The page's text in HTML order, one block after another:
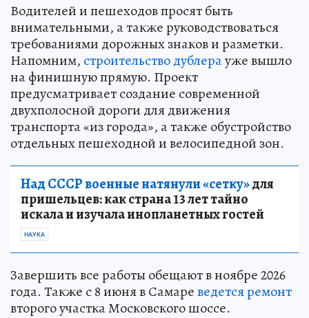
Водителей и пешеходов просят быть
внимательными, а также руководствоваться
требованиями дорожных знаков и разметки.
Напомним, строительство дублерауже вышло
на финишную прямую. Проект
предусматривает создание современной
двухполосной дороги для движения
транспорта «из города», а также обустройство
отдельных пешеходной и велосипедной зон.
Над СССР военные натянули «сетку»для
пришельцев: как страна 13 лет тайно
искала и изучала инопланетных гостей
НАУКА
Завершить все работы обещают в ноябре 2026
года. Также с 8 июня в Самареведется ремонт
второго участка Московского шоссе.